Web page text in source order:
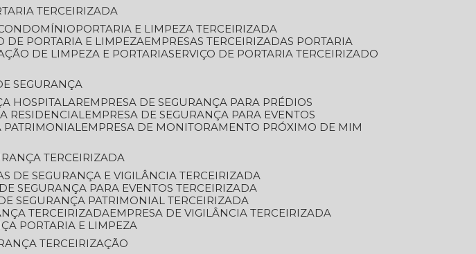
TERCEIRIZADA
PORTARIA E LIMPEZA TERCEIRIZADA
DE PORTARIA E LIMPEZA
EMPRESAS TERCEIRIZADAS PORTARIA
DE LIMPEZA E PORTARIA SERVIÇO DE PORTARIA TERCEIRIZADO
SEGURANÇA
HOSPITALAR
EMPRESA DE SEGURANÇA PARA PRÉDIOS
RESIDENCIAL
EMPRESA DE SEGURANÇA PARA EVENTOS
PATRIMONIAL
EMPRESA DE MONITORAMENTO PRÓXIMO DE MIM
TERCEIRIZADA
DE SEGURANÇA E VIGILÂNCIA TERCEIRIZADA
DE SEGURANÇA PARA EVENTOS TERCEIRIZADA
DE SEGURANÇA PATRIMONIAL TERCEIRIZADA
TERCEIRIZADA
EMPRESA DE VIGILÂNCIA TERCEIRIZADA
PORTARIA E LIMPEZA
TERCEIRIZAÇÃO